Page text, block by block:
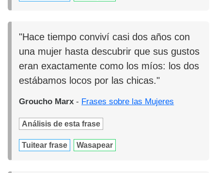
"Hace tiempo conviví casi dos años con
una mujer hasta descubrir que sus gustos
eran exactamente como los míos: los dos
estábamos locos por las chicas."
Groucho Marx - Frases sobre las Mujeres
Análisis de esta frase
Tuitear frase Wasapear